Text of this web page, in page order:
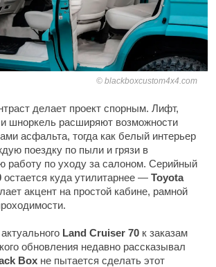
blackboxcustom4x4.com
делает проект спорным. Лифт,
шноркель расширяют возможности
асфальта, тогда как белый интерьер
поездку по пыли и грязи в
работу по уходу за салоном. Серийный
остается куда утилитарнее — Toyota
акцент на простой кабине, рамной
Land Cruiser 70 к заказам
обновления недавно рассказывал
Box не пытается сделать этот